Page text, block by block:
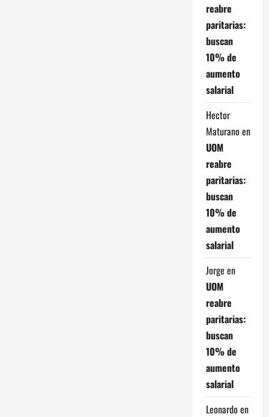
reabre
paritarias:
buscan
10% de
aumento
salarial
Hector
Maturano en
UOM
reabre
paritarias:
buscan
10% de
aumento
salarial
Jorge en
UOM
reabre
paritarias:
buscan
10% de
aumento
salarial
Leonardo en